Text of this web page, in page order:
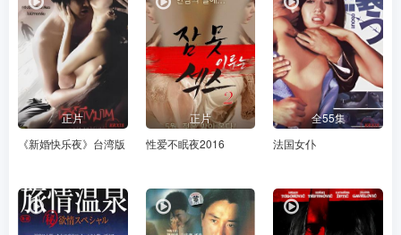
正片
《新婚快乐夜》台湾版
正片
性爱不眠夜2016
全55集
法国女仆